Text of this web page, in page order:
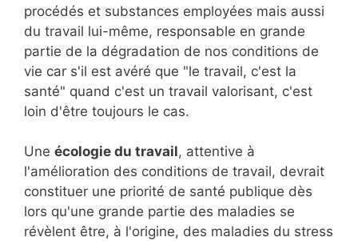
procédés et substances employées mais aussi
du travail lui-même, responsable en grande
partie de la dégradation de nos conditions de
vie car s'il est avéré que "le travail, c'est la
santé" quand c'est un travail valorisant, c'est
loin d'être toujours le cas.
Une écologie du travail, attentive à
l'amélioration des conditions de travail, devrait
constituer une priorité de santé publique dès
lors qu'une grande partie des maladies se
révèlent être, à l'origine, des maladies du stress